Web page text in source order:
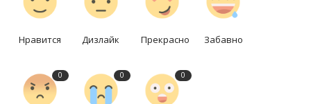
Нравится Дизлайк Прекрасно Забавно
0 0 0